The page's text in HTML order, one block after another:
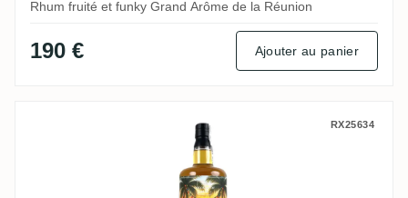
Rhum fruité et funky Grand Arôme de la Réunion
190 € Ajouter au panier
CoR T.D.L Trinidad Xmas 2025 Edition
RX25634